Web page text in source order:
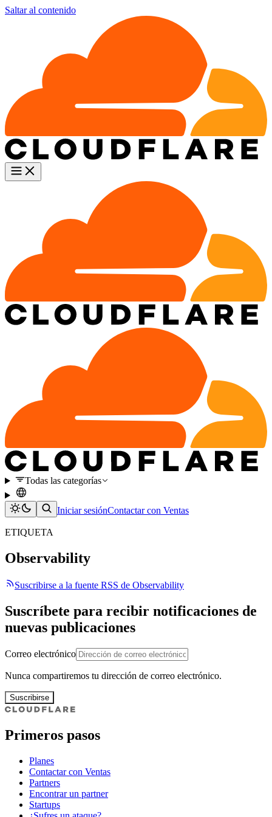
Saltar al contenido
Todas las categorías
Iniciar sesiónContactar con Ventas
ETIQUETA
Observability
Suscribirse a la fuente RSS de Observability
Suscríbete para recibir notificaciones de
nuevas publicaciones
Correo electrónico
Nunca compartiremos tu dirección de correo electrónico.
Suscribirse
Primeros pasos
Planes
Contactar con Ventas
Partners
Encontrar un partner
Startups